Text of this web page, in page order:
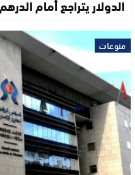
الدولار يتراجع أمام الدرهم بنسبة
منوعات